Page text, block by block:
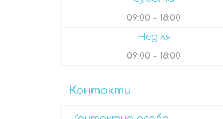
09:00 18:00
Неділя
09:00 18:00
Контакти